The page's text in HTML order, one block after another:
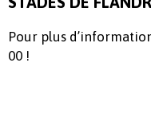
Pour plus
00 !